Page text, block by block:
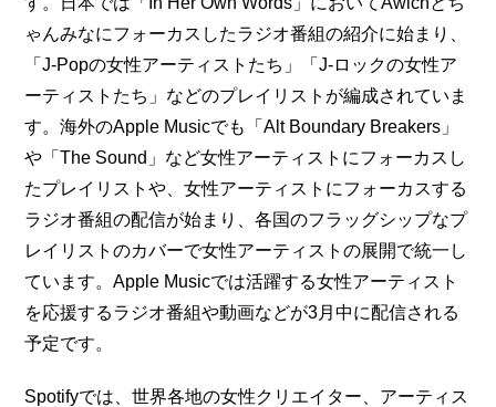
ゃんみなにフォーカスしたラジオ番組の紹介に始まり、
「J-Popの女性アーティストたち」「J-ロックの女性ア
ーティストたち」などのプレイリストが編成されていま
す。海外のApple Musicでも「Alt Boundary Breakers」
や「The Sound」など女性アーティストにフォーカスし
たプレイリストや、女性アーティストにフォーカスする
ラジオ番組の配信が始まり、各国のフラッグシップなプ
レイリストのカバーで女性アーティストの展開で統一し
ています。Apple Musicでは活躍する女性アーティスト
を応援するラジオ番組や動画などが3月中に配信される
予定です。
Spotifyでは、世界各地の女性クリエイター、アーティス